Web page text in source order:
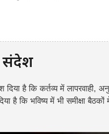
संदेश
है कि कर्तव्य में लापरवाही,
है कि भविष्य में भी समीक्षा